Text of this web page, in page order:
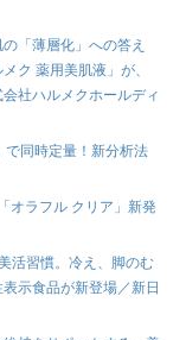
の「薄層化」への答え
ク 薬用美肌液」が、
社ハルメクホールディ
で同時定量！新分析法
オラフル クリア」新発
活習慣。冷え、脚のむ
示食品が新登場／新日